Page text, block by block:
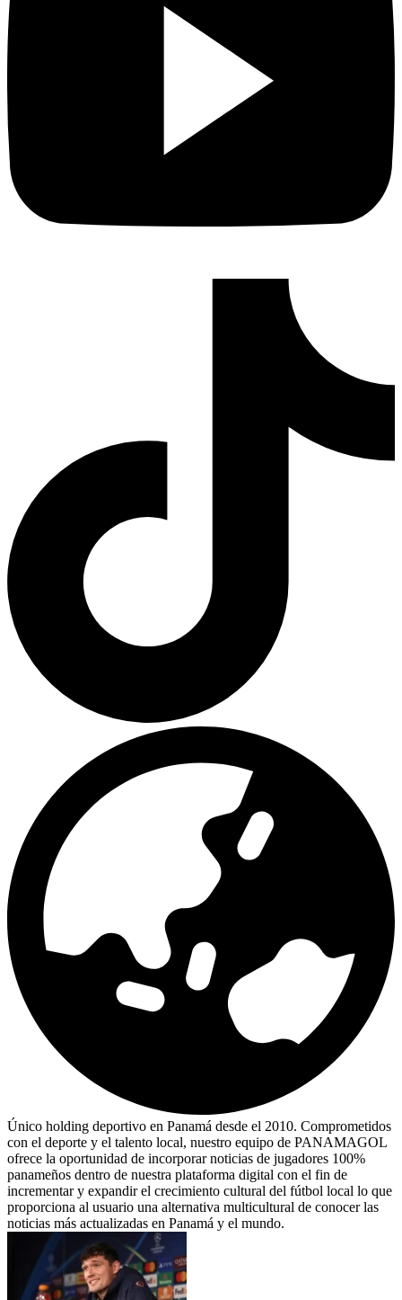
Único holding deportivo en Panamá desde el 2010. Comprometidos
con el deporte y el talento local, nuestro equipo de PANAMAGOL
ofrece la oportunidad de incorporar noticias de jugadores 100%
panameños dentro de nuestra plataforma digital con el fin de
incrementar y expandir el crecimiento cultural del fútbol local lo que
proporciona al usuario una alternativa multicultural de conocer las
noticias más actualizadas en Panamá y el mundo.